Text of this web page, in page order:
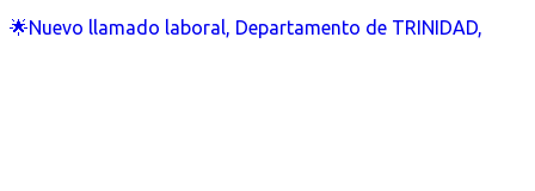
🌟Nuevo llamado laboral, Departamento de TRINIDAD,